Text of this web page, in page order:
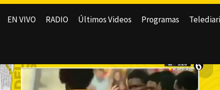
EN VIVO RADIO Últimos Videos Programas